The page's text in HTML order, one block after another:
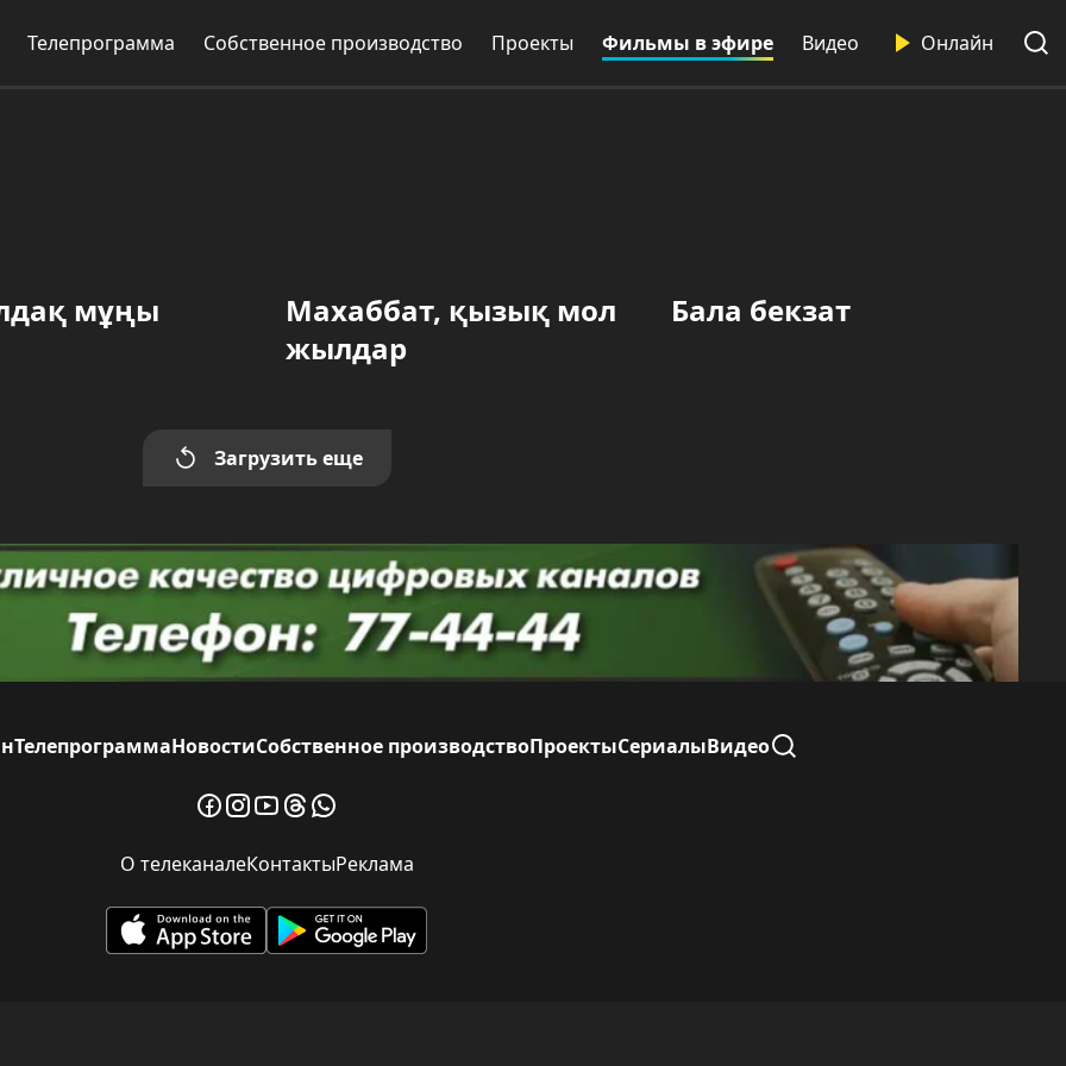
Телепрограмма Собственное производство Проекты Фильмы в эфире Видео Онлайн
мұңы
Махаббат, қызық мол
жылдар
Бала бекзат
Загрузить еще
ТелепрограммаНовостиСобственное производствоПроектыСериалыВидео
О телеканалеКонтактыРеклама